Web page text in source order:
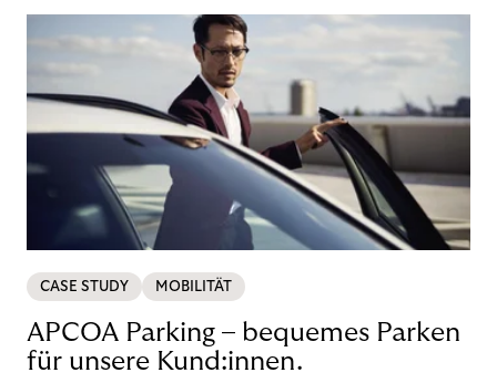
CASE STUDY MOBILITÄT
APCOA Parking – bequemes Parken
für unsere Kund:innen.